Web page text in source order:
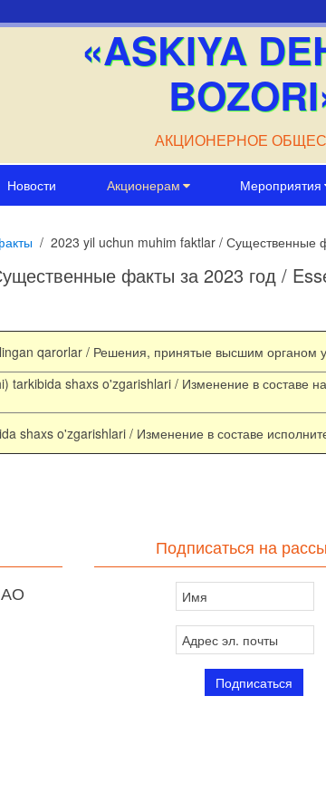
«ASKIYA
АКЦИОНЕРНОЕ
Новости Акционерам Мероприятия
2023 yil uchun muhim faktlar / Существенные
факты за 2023 год /
qarorlar / Решения, принятые высшим органом
shaxs o'zgarishlari / Изменение в составе
shaxs o'zgarishlari / Изменение в составе
АО
Подписаться на